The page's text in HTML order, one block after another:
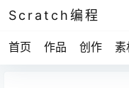
Scratch编程
首页 作品 创作 素